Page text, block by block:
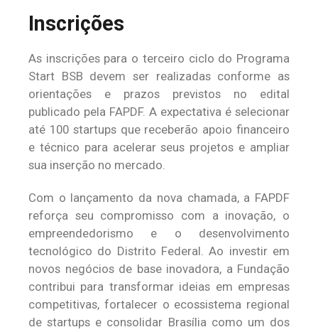
Inscrições
As inscrições para o terceiro ciclo do Programa
Start BSB devem ser realizadas conforme as
orientações e prazos previstos no edital
publicado pela FAPDF. A expectativa é selecionar
até 100 startups que receberão apoio financeiro
e técnico para acelerar seus projetos e ampliar
sua inserção no mercado.
Com o lançamento da nova chamada, a FAPDF
reforça seu compromisso com a inovação, o
empreendedorismo e o desenvolvimento
tecnológico do Distrito Federal. Ao investir em
novos negócios de base inovadora, a Fundação
contribui para transformar ideias em empresas
competitivas, fortalecer o ecossistema regional
de startups e consolidar Brasília como um dos